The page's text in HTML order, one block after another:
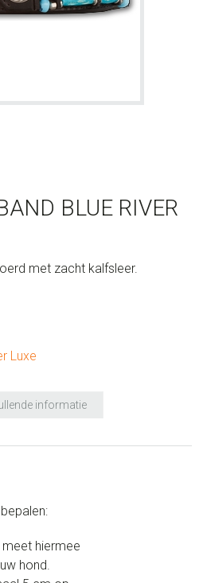
BLUE RIVER
met zacht kalfsleer.
Luxe
informatie
hiermee
hond.